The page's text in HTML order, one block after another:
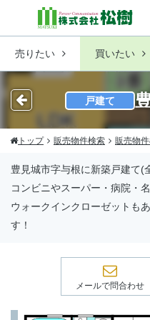
売りたい 買いたい
戸建て
トップ 販売物件検索 販売物
豊見城市字与根に新築戸建て
コンビニやスーパー・病院・
ウォークインクローゼットも
す！
メールで問合わせ